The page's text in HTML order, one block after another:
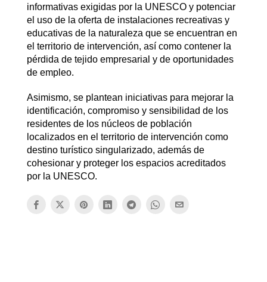
informativas exigidas por la UNESCO y potenciar
el uso de la oferta de instalaciones recreativas y
educativas de la naturaleza que se encuentran en
el territorio de intervención, así como contener la
pérdida de tejido empresarial y de oportunidades
de empleo.
Asimismo, se plantean iniciativas para mejorar la
identificación, compromiso y sensibilidad de los
residentes de los núcleos de población
localizados en el territorio de intervención como
destino turístico singularizado, además de
cohesionar y proteger los espacios acreditados
por la UNESCO.